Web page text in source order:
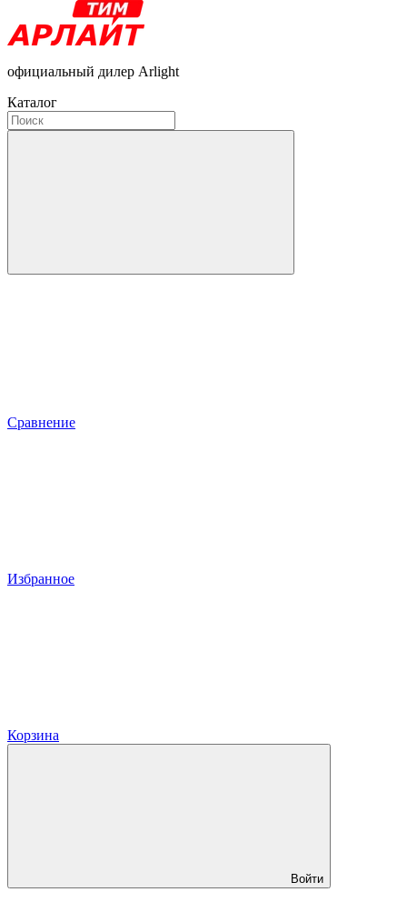
официальный дилер Arlight
Каталог
Сравнение
Избранное
Корзина
Войти